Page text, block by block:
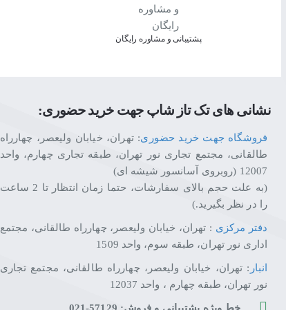
پشتیبانی و مشاوره رایگان
نشانی های تک تاز شاپ جهت خرید حضوری:
فروشگاه جهت خرید حضوری: تهران، خیابان ولیعصر، چهارراه
طالقانی، مجتمع تجاری نور تهران، طبقه تجاری چهارم، واحد
12007 (روبروی آسانسور شیشه ای)
(به علت حجم بالای سفارشات، حتما زمان انتظار تا 2 ساعت
را در نظر بگیرید.)
دفتر مرکزی : تهران، خیابان ولیعصر، چهارراه طالقانی، مجتمع
اداری نور تهران، طبقه سوم، واحد 1509
انبار : تهران، خیابان ولیعصر، چهارراه طالقانی، مجتمع تجاری
نور تهران، طبقه چهارم ، واحد 12037